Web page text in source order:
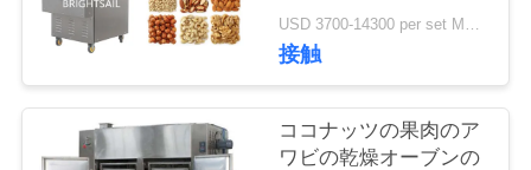
達
USD 3700-14300 per set MOQ:1セット
接触
ココナッツの果肉のア
ワビの乾燥オーブンの